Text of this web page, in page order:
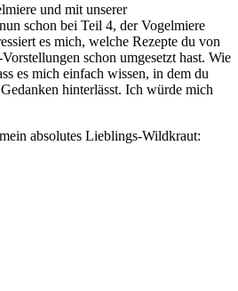
und mit unserer
schon bei Teil 4, der Vogelmiere
es mich, welche Rezepte du von
schon umgesetzt hast. Wie
es mich einfach wissen, in dem du
hinterlässt. Ich würde mich
absolutes Lieblings-Wildkraut: